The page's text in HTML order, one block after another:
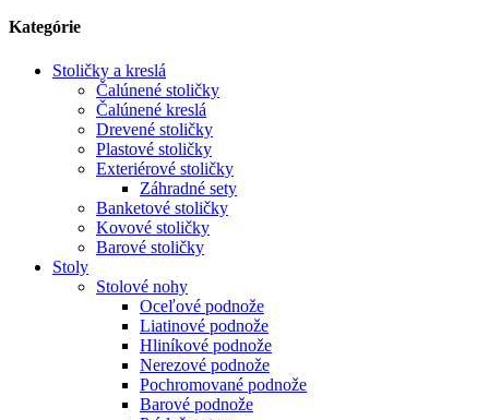
Kategórie
Stoličky a kreslá
Čalúnené stoličky
Čalúnené kreslá
Drevené stoličky
Plastové stoličky
Exteriérové stoličky
Záhradné sety
Banketové stoličky
Kovové stoličky
Barové stoličky
Stoly
Stolové nohy
Oceľové podnože
Liatinové podnože
Hliníkové podnože
Nerezové podnože
Pochromované podnože
Barové podnože